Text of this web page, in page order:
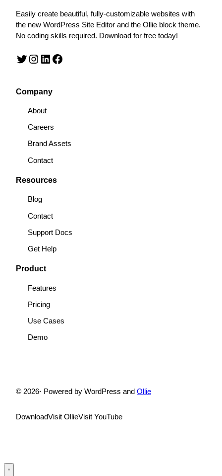
Easily create beautiful, fully-customizable websites with
the new WordPress Site Editor and the Ollie block theme.
No coding skills required. Download for free today!
Twitter Instagram LinkedIn Facebook
Company
About
Careers
Brand Assets
Contact
Resources
Blog
Contact
Support Docs
Get Help
Product
Features
Pricing
Use Cases
Demo
© 2026· Powered by WordPress and Ollie
DownloadVisit OllieVisit YouTube